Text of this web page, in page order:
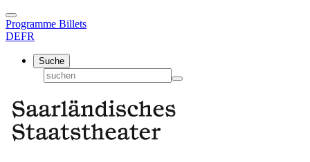
Programme Billets
DEFR
Suche